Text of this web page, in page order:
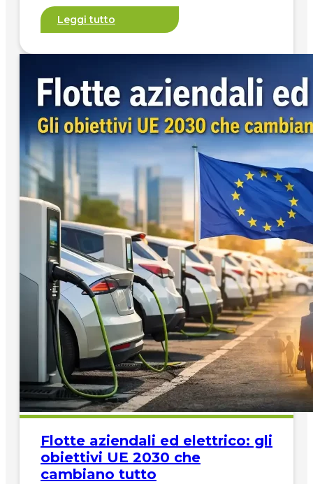
Leggi tutto
Flotte aziendali ed elettrico: gli
obiettivi UE 2030 che
cambiano tutto